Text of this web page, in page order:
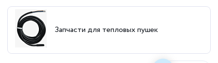
Запчасти для тепловых пушек